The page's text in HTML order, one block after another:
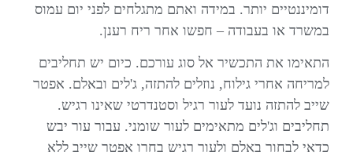
דומיננטיים יותר. במידה ואתם מתגלחים לפני יום עמוס
במשרד או בעבודה – חפשו אחר ריח רענן.
התאימו את התכשיר אל סוג עורכם. כיום יש תחליבים
למריחה אחרי גילוח, נוזלים להתזה, ג'לים ובאלם. אפטר
שייב להתזה נועד לעור רגיל וסטנדרטי שאינו רגיש.
תחליבים וג'לים מתאימים לעור שומני. עבור עור יבש
כדאי לבחור באלם ולעור רגיש בחרו אפטר שייב ללא